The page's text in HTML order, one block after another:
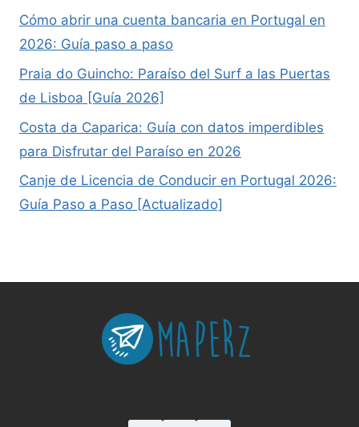
Cómo abrir una cuenta bancaria en Portugal en
2026: Guía paso a paso
Praia do Guincho: Paraíso del Surf a las Puertas
de Lisboa [Guía 2026]
Costa da Caparica: Guía con datos imperdibles
para Disfrutar del Paraíso en 2026
Canje de Licencia de Conducir en Portugal 2026:
Guía Paso a Paso [Actualizado]